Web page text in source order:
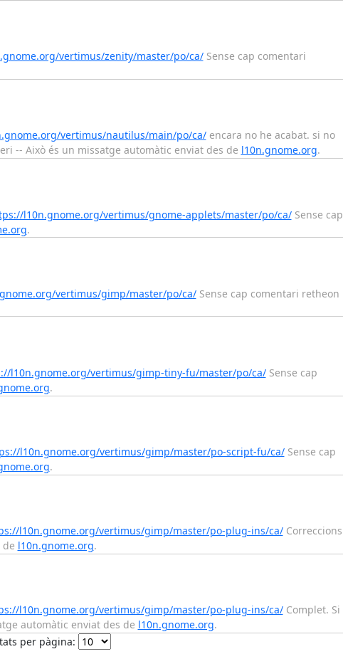
vertimus/zenity/master/po/ca/Sense cap comentari
vertimus/nautilus/main/po/ca/encara no he acabat. si no
-- Això és un missatge automàtic enviat des de l10n.gnome.org.
l10n.gnome.org/vertimus/gnome-applets/master/po/ca/Sense cap
.
vertimus/gimp/master/po/ca/Sense cap comentari retheon
l10n.gnome.org/vertimus/gimp-tiny-fu/master/po/ca/Sense cap
.
l10n.gnome.org/vertimus/gimp/master/po-script-fu/ca/Sense cap
.
l10n.gnome.org/vertimus/gimp/master/po-plug-ins/ca/Correccions
de l10n.gnome.org.
l10n.gnome.org/vertimus/gimp/master/po-plug-ins/ca/Complet. Si
automàtic enviat des de l10n.gnome.org.
per pàgina: